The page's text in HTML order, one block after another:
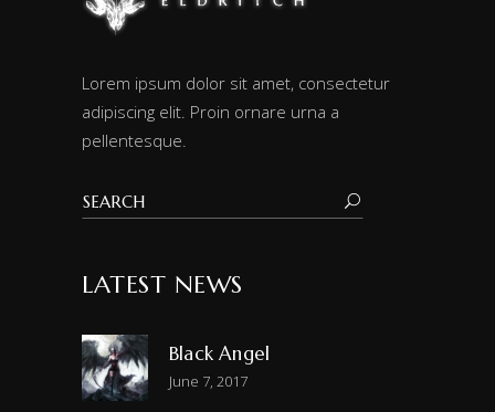
Lorem ipsum dolor sit amet, consectetur
adipiscing elit. Proin ornare urna a
pellentesque.
LATEST NEWS
Black Angel
June 7, 2017